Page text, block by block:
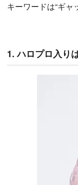
キーワードは“ギャ
1. ハロプロ入り